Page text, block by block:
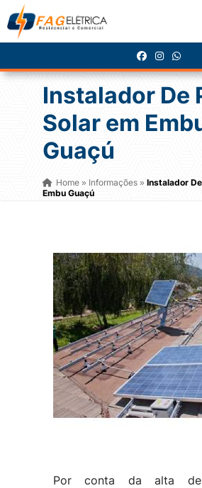
Instalador De
Solar em
Guaçú
Home» Informações » Instalador
Embu Guaçú
Por conta da alta